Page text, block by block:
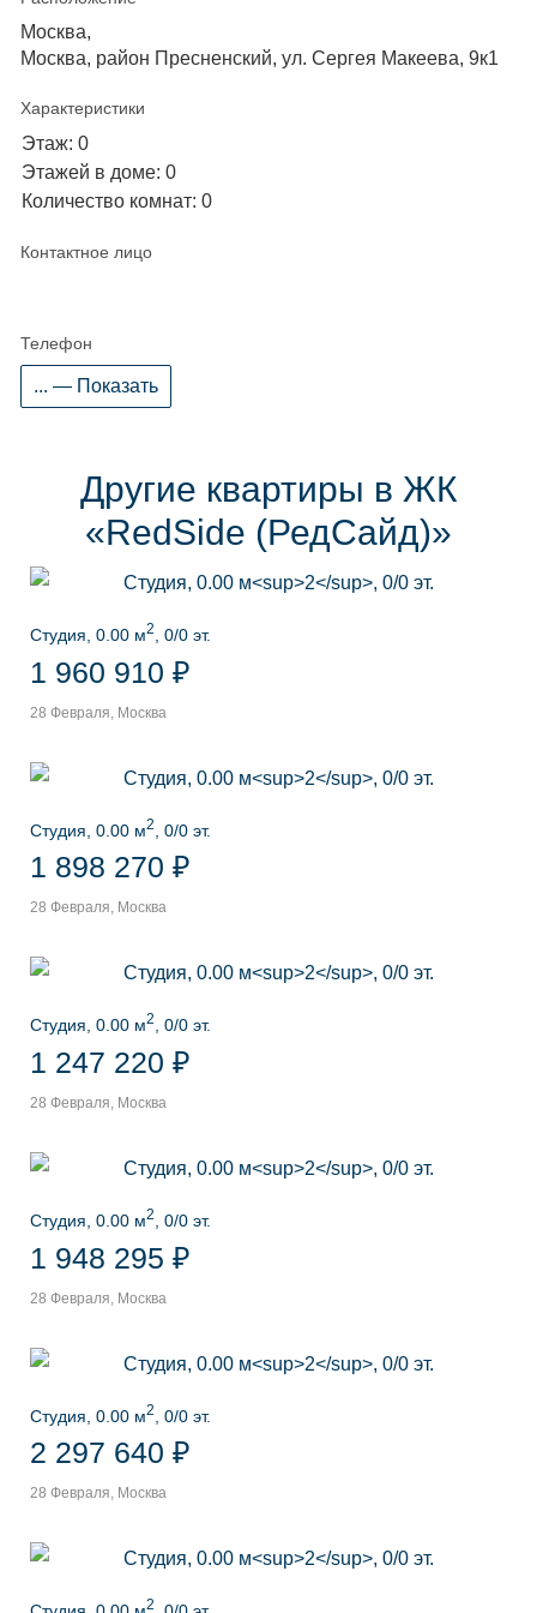
Москва,
Москва, район Пресненский, ул. Сергея Макеева, 9к1
Характеристики
Этаж: 0
Этажей в доме: 0
Количество комнат: 0
Контактное лицо
Телефон
... — Показать
Другие квартиры в ЖК
«RedSide (РедСайд)»
Студия, 0.00 м2 , 0/0 эт.
1 960 910 ₽
28 Февраля, Москва
Студия, 0.00 м2 , 0/0 эт.
1 898 270 ₽
28 Февраля, Москва
Студия, 0.00 м2 , 0/0 эт.
1 247 220 ₽
28 Февраля, Москва
Студия, 0.00 м2 , 0/0 эт.
1 948 295 ₽
28 Февраля, Москва
Студия, 0.00 м2 , 0/0 эт.
2 297 640 ₽
28 Февраля, Москва
2